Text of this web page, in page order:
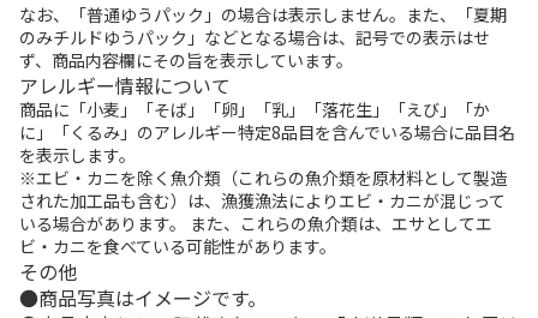
なお、「普通ゆうパック」の場合は表示しません。また、「夏期
のみチルドゆうパック」などとなる場合は、記号での表示はせ
ず、商品内容欄にその旨を表示しています。
アレルギー情報について
商品に「小麦」「そば」「卵」「乳」「落花生」「えび」「か
に」「くるみ」のアレルギー特定8品目を含んでいる場合に品目名
を表示します。
※エビ・カニを除く魚介類（これらの魚介類を原材料として製造
された加工品も含む）は、漁獲漁法によりエビ・カニが混じって
いる場合があります。 また、これらの魚介類は、エサとしてエ
ビ・カニを食べている可能性があります。
その他
商品写真はイメージです。